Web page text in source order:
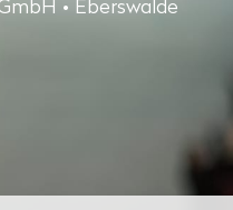
• Eberswalde